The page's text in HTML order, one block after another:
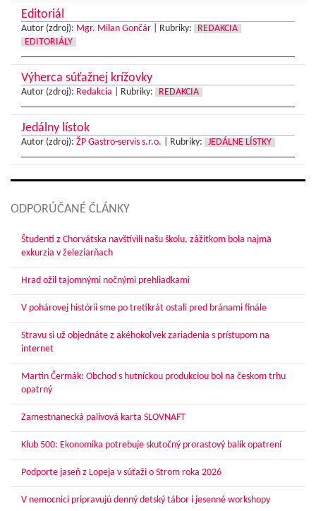
Editoriál
Autor (zdroj): Mgr. Milan Gončár Rubriky:
REDAKCIA
EDITORIÁLY
Výherca súťažnej krížovky
Autor (zdroj): Redakcia Rubriky: REDAKCIA
Jedálny lístok
Autor (zdroj): ŽP Gastro-servis s.r.o. Rubriky: JEDÁLNE LÍSTKY
ODPORÚČANÉ ČLÁNKY
Študenti z Chorvátska navštívili našu školu, zážitkom bola najmä
exkurzia v železiarňach
Hrad ožil tajomnými nočnými prehliadkami
V pohárovej histórii sme po tretíkrát ostali pred bránami finále
Stravu si už objednáte z akéhokoľvek zariadenia s prístupom na
internet
Martin Čermák: Obchod s hutníckou produkciou bol na českom trhu
opatrný
Zamestnanecká palivová karta SLOVNAFT
Klub 500: Ekonomika potrebuje skutočný prorastový balík opatrení
Podporte jaseň z Lopeja v súťaži o Strom roka 2026
V nemocnici pripravujú denný detský tábor i jesenné workshopy